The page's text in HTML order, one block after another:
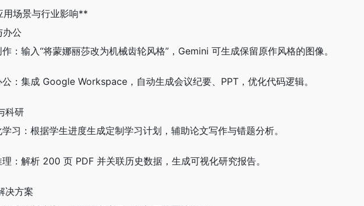
用场景与行业影响**
办公
：输入“将蒙娜丽莎改为机械齿轮风格”，Gemini 可生成保留原作风格的图像。
公：集成 Google Workspace，自动生成会议纪要、PPT，优化代码逻辑。
科研
习：根据学生进度生成定制学习计划，辅助论文写作与错题分析。
理：解析 200 页 PDF 并关联历史数据，生成可视化研究报告。
决方案